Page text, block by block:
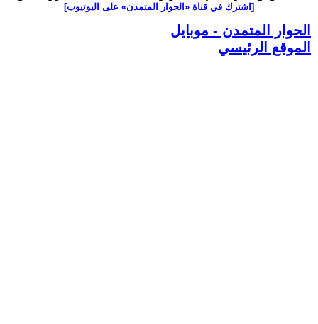
[اشترك في قناة ‫«الحوار المتمدن» على اليوتيوب]
الحوار المتمدن - موبايل
الموقع الرئيسي